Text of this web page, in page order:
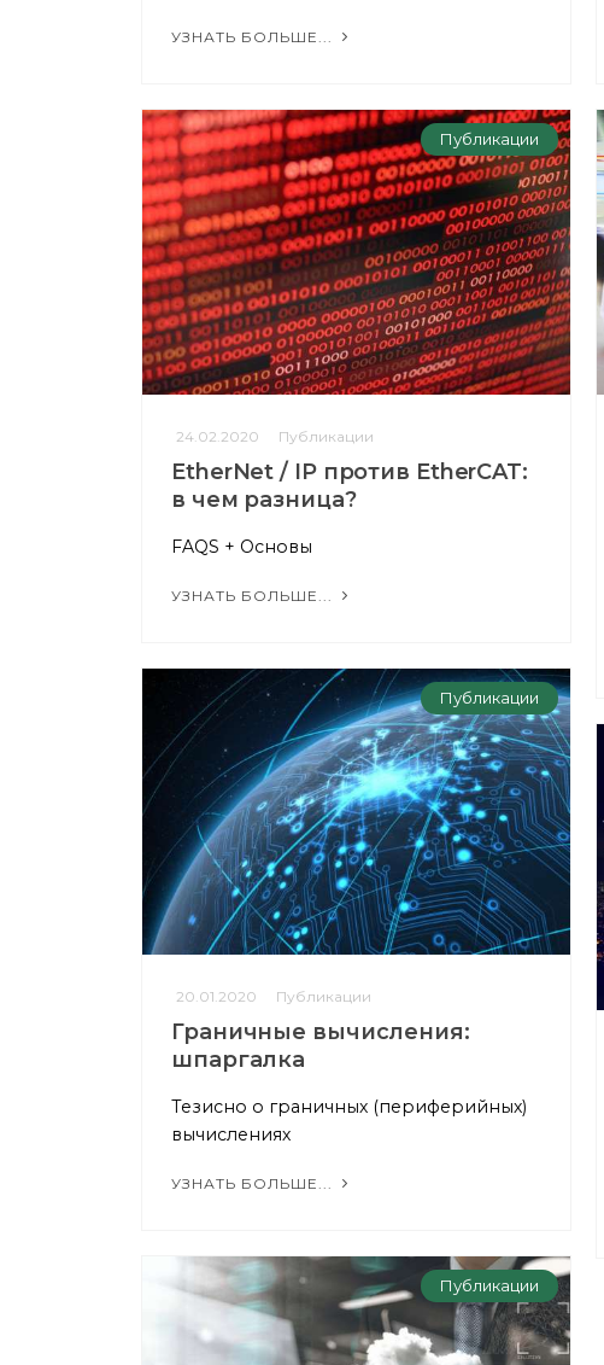
УЗНАТЬ БОЛЬШЕ...
Публикации
24.02.2020 Публикации
EtherNet / IP против EtherCAT:
в чем разница?
FAQS + Основы
УЗНАТЬ БОЛЬШЕ...
Публикации
20.01.2020 Публикации
Граничные вычисления:
шпаргалка
Тезисно о граничных (периферийных)
вычислениях
УЗНАТЬ БОЛЬШЕ...
Публикации